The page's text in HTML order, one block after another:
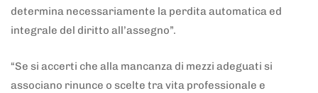
determina necessariamente la perdita automatica ed
integrale del diritto all’assegno”.
“Se si accerti che alla mancanza di mezzi adeguati si
associano rinunce o scelte tra vita professionale e